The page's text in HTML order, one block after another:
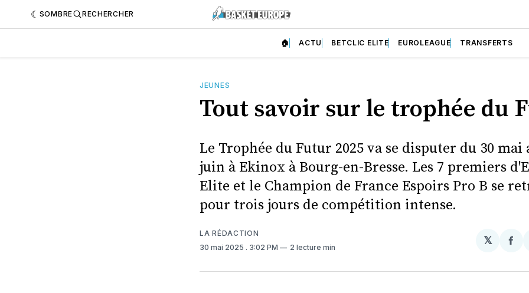
SOMBRE RECHERCHER
🏠 ACTU BETCLIC ELITE EUROLEAGUE TRANSFERTS
JEUNES
Tout savoir sur le trophée du
Le Trophée du Futur 2025 va se disputer du 30 mai
juin à Ekinox à Bourg-en-Bresse. Les 7 premiers
Elite et le Champion de France Espoirs Pro B se
pour trois jours de compétition intense.
LA RÉDACTION
30 mai 2025 . 3:02 PM 2 lecture min
𝕏